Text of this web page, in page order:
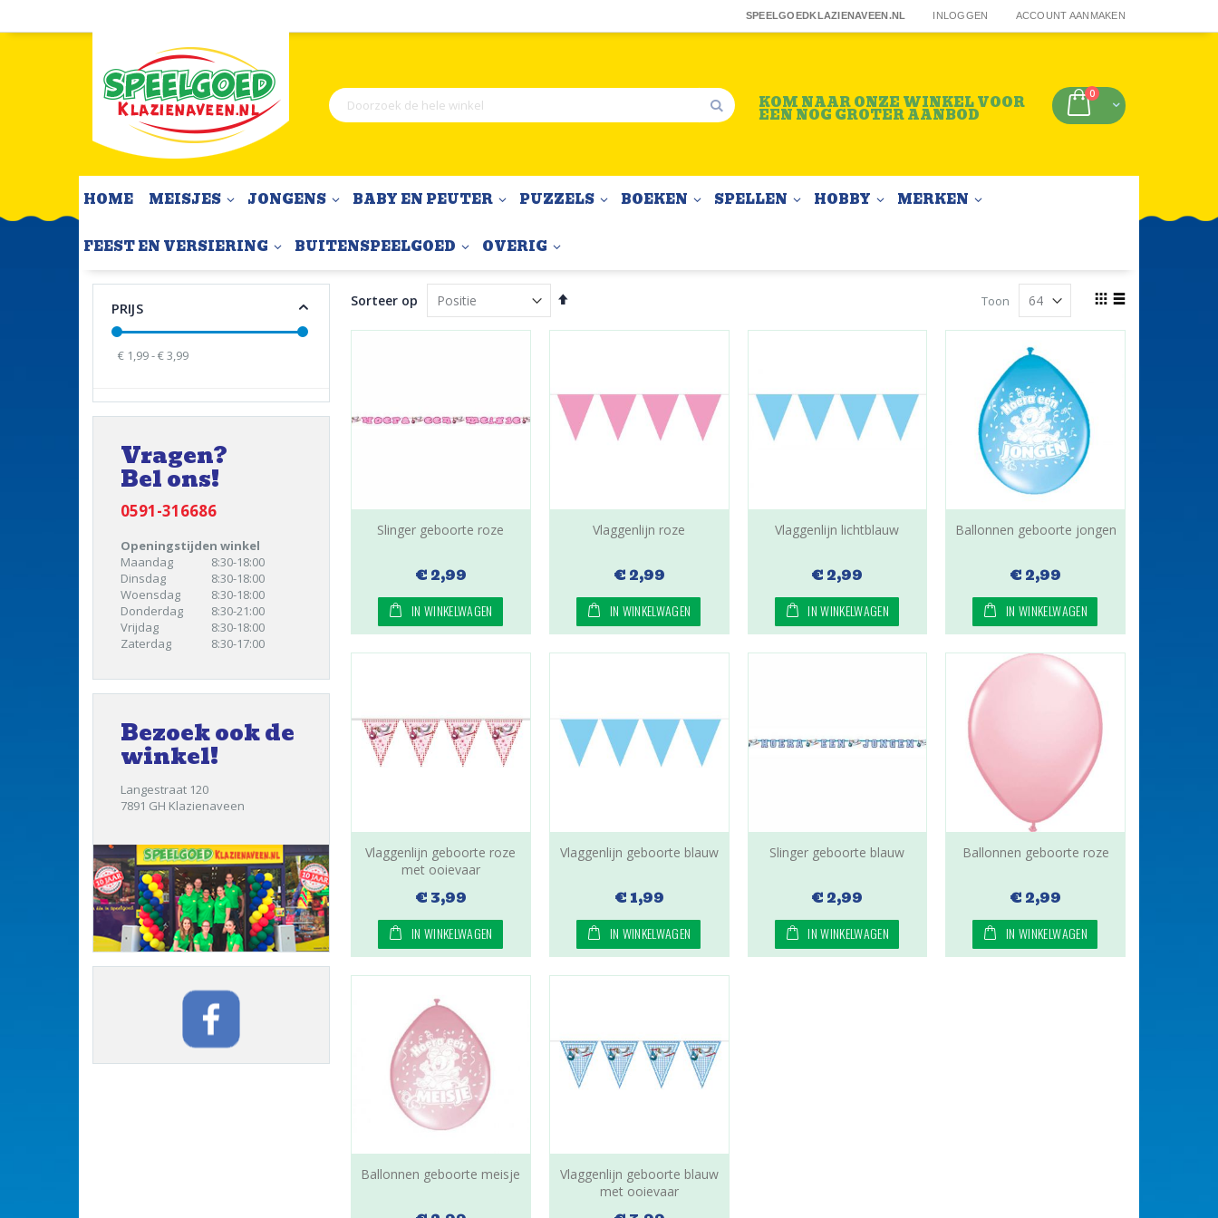
naar
inhoud
SPEELGOEDKLAZIENAVEEN.NL INLOGGEN ACCOUNT AANMAKEN
Winkelwagen
0producten
Zoek
KOM NAAR ONZE WINKEL VOOR
EEN NOG GROTER AANBOD
HOME MEISJES JONGENS BABY EN PEUTER PUZZELS BOEKEN SPELLEN HOBBY MERKEN
FEEST EN VERSIERING BUITENSPEELGOED OVERIG
Feest en versiering Geboorte
Tonen
Toon
Sorteer op
Van
naar
Slinger geboorte roze
€ 2,99
IN WINKELWAGEN
Vlaggenlijn roze
€ 2,99
IN WINKELWAGEN
Vlaggenlijn lichtblauw
€ 2,99
IN WINKELWAGEN
Ballonnen geboorte jongen
€ 2,99
IN WINKELWAGEN
Vlaggenlijn geboorte roze
met ooievaar
€ 3,99
IN WINKELWAGEN
Vlaggenlijn geboorte blauw
€ 1,99
IN WINKELWAGEN
Slinger geboorte blauw
€ 2,99
IN WINKELWAGEN
Ballonnen geboorte roze
€ 2,99
IN WINKELWAGEN
Ballonnen geboorte meisje
Vlaggenlijn geboorte blauw
met ooievaar
PRIJS
€ 1,99 - € 3,99
Vragen?
Bel ons!
0591-316686
Openingstijden winkel
Maandag
8:30-18:00
Dinsdag
8:30-18:00
Woensdag
8:30-18:00
Donderdag
8:30-21:00
Vrijdag
8:30-18:00
Zaterdag
8:30-17:00
Bezoek ook de
winkel!
Langestraat 120
7891 GH Klazienaveen